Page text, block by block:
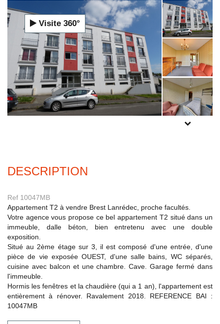
Gestion locative
Experts locaux
Nous contacter
02 98 44 56 58
Gestion Locative
02 98 80 49 38
Syndic
Mon compte
POUR PLUS
Visite 360°
DESCRIPTION
Ref 10047MB
Appartement T2 à vendre Brest Lanrédec, proche facultés.
Votre agence vous propose ce bel appartement T2 situé dans un
immeuble, dalle béton, bien entretenu avec une double
exposition.
Situé au 2ème étage sur 3, il est composé d'une entrée, d'une
pièce de vie exposée OUEST, d'une salle bains, WC séparés,
cuisine avec balcon et une chambre. Cave. Garage fermé dans
l'immeuble.
Hormis les fenêtres et la chaudière (qui a 1 an), l'appartement est
entièrement à rénover. Ravalement 2018. REFERENCE BAI :
10047MB